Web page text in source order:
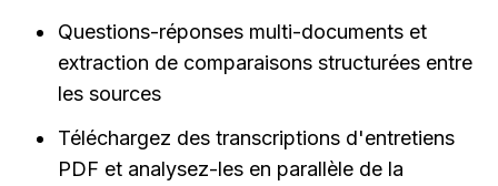
Questions-réponses multi-documents et
extraction de comparaisons structurées entre
les sources
Téléchargez des transcriptions d'entretiens
PDF et analysez-les en parallèle de la